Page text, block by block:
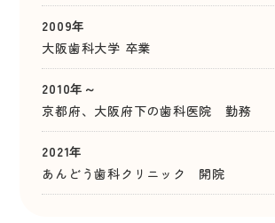
2009年
大阪歯科大学 卒業
2010年～
京都府、大阪府下の歯科医院 勤務
2021年
あんどう歯科クリニック 開院